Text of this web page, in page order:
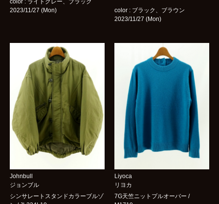
color : ライトグレー、ブラック
2023/11/27 (Mon)
color : ブラック、ブラウン
2023/11/27 (Mon)
Johnbull
ジョンブル
シンサレートスタンドカラーブルゾ
Liyoca
リヨカ
7G天竺ニットプルオーバー /